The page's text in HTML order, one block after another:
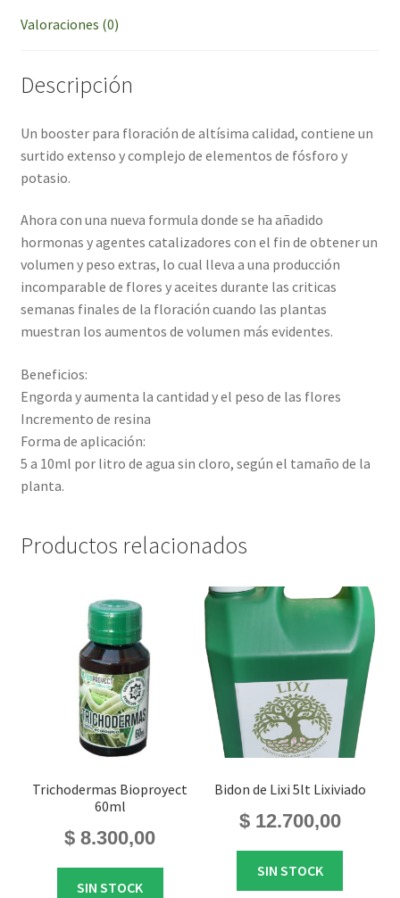
Valoraciones (0)
Descripción
Un booster para floración de altísima calidad, contiene un
surtido extenso y complejo de elementos de fósforo y
potasio.
Ahora con una nueva formula donde se ha añadido
hormonas y agentes catalizadores con el fin de obtener un
volumen y peso extras, lo cual lleva a una producción
incomparable de flores y aceites durante las criticas
semanas finales de la floración cuando las plantas
muestran los aumentos de volumen más evidentes.
Beneficios:
Engorda y aumenta la cantidad y el peso de las flores
Incremento de resina
Forma de aplicación:
5 a 10ml por litro de agua sin cloro, según el tamaño de la
planta.
Productos relacionados
Trichodermas Bioproyect
60ml
$ 8.300,00
SIN STOCK
Bidon de Lixi 5lt Lixiviado
$12.700,00
SIN STOCK